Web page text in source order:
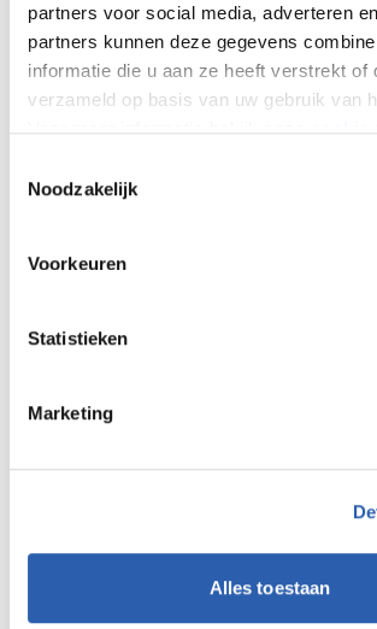
partners voor social media, adverteren
partners kunnen deze gegevens
informatie die u aan ze heeft verstrekt of
verzameld op basis van uw gebruik van
We werken samen met
die
Noodzakelijk
Voorkeuren
Statistieken
Marketing
Alles toestaan
Van operatieassistent naar
verpleegkundige: een verkort
opleidingstraject waar ook
Ga direct naar: